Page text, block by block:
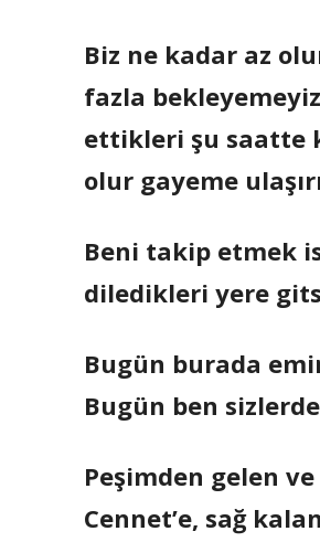
Biz ne kadar az
fazla
ettikleri şu saatte
olur gayeme
Beni takip etmek
diledikleri yere
Bugün burada
Bugün ben
Peşimden gelen
Cennet’e, sağ